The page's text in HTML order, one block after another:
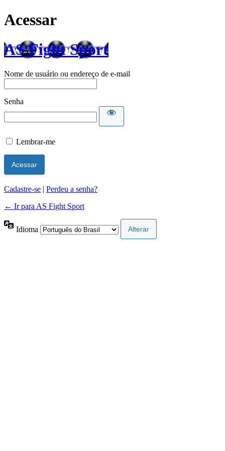
Acessar
AS Fight Sport
Nome de usuário ou endereço de e-mail
Senha
Lembrar-me
Cadastre-se | Perdeu a senha?
← Ir para AS Fight Sport
Idioma